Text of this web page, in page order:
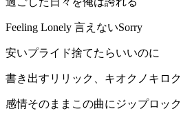
Feeling Lonely 言えないSorry
安いプライド捨てたらいいのに
書き出すリリック、キオクノキロク
感情そのままこの曲にジップロック